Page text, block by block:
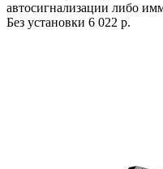
автосигнализации либо
Без установки 6 022 р.